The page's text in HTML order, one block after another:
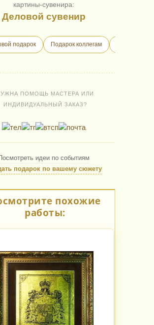
картины-сувенира:
Деловой сувенир
подарок Подарок коллегам
ПОМОЩЬ МАСТЕРА ИЛИ
ИНДИВИДУАЛЬНЫЙ ЗАКАЗ?
идеи по событиям
подарок по вашему сюжету
похожие
работы: